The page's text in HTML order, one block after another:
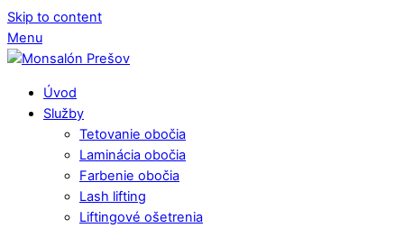
Skip to content
Menu
Úvod
Služby
Tetovanie obočia
Laminácia obočia
Farbenie obočia
Lash lifting
Liftingové ošetrenia